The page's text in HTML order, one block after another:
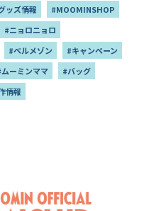
ッズ情報
#MOOMINSHOP
#ニョロニョロ
#ベルメゾン
#キャンペーン
ーミンママ
#バッグ
情報